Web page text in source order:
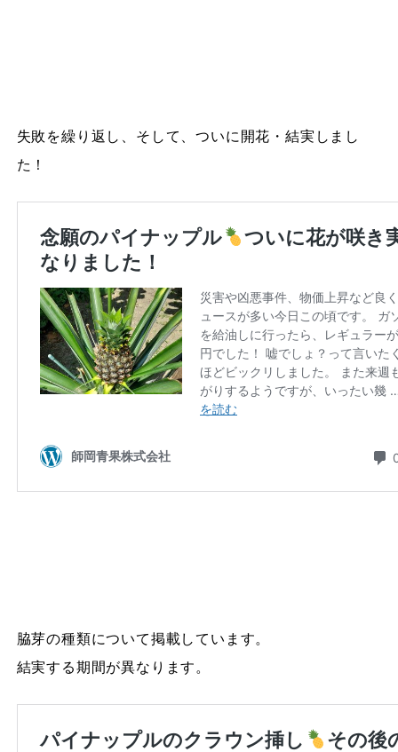
失敗を繰り返し、そして、ついに開花・結実しまし
た！
脇芽の種類について掲載しています。
結実する期間が異なります。